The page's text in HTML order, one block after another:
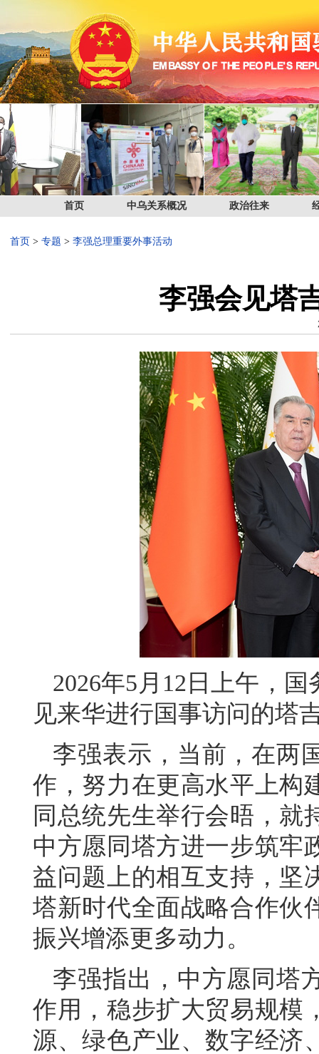
首页 中乌关系概况 政治往来
首页 > 专题 > 李强总理重要外事活动
李强会见塔
2026年5月12日上午，
见来华进行国事访问的塔
李强表示，当前，在两
作，努力在更高水平上构
同总统先生举行会晤，就
中方愿同塔方进一步筑牢
益问题上的相互支持，坚
塔新时代全面战略合作伙
振兴增添更多动力。
李强指出，中方愿同塔
作用，稳步扩大贸易规模
源、绿色产业、数字经济